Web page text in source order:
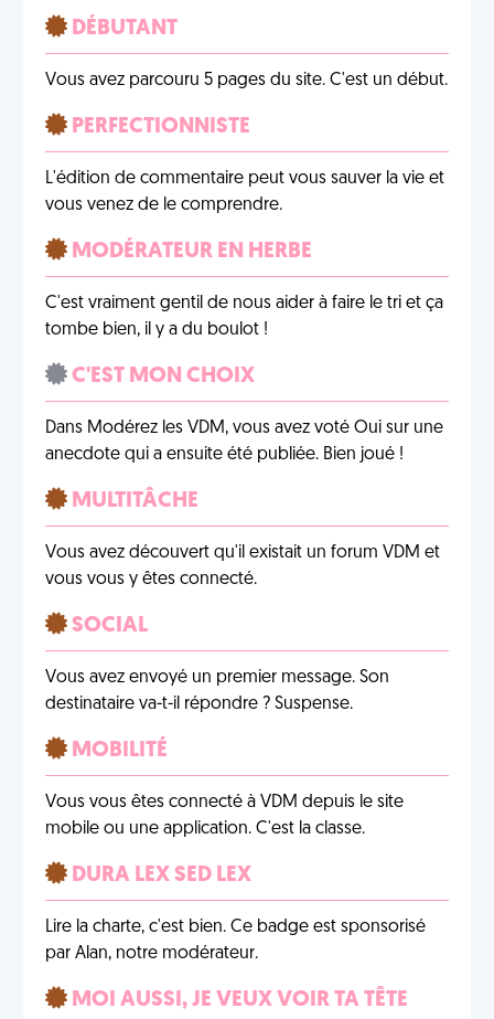
DÉBUTANT
Vous avez parcouru 5 pages du site. C'est un début.
PERFECTIONNISTE
L'édition de commentaire peut vous sauver la vie et
vous venez de le comprendre.
MODÉRATEUR EN HERBE
C'est vraiment gentil de nous aider à faire le tri et ça
tombe bien, il y a du boulot !
C'EST MON CHOIX
Dans Modérez les VDM, vous avez voté Oui sur une
anecdote qui a ensuite été publiée. Bien joué !
MULTITÂCHE
Vous avez découvert qu'il existait un forum VDM et
vous vous y êtes connecté.
SOCIAL
Vous avez envoyé un premier message. Son
destinataire va-t-il répondre ? Suspense.
MOBILITÉ
Vous vous êtes connecté à VDM depuis le site
mobile ou une application. C'est la classe.
DURA LEX SED LEX
Lire la charte, c'est bien. Ce badge est sponsorisé
par Alan, notre modérateur.
MOI AUSSI, JE VEUX VOIR TA TÊTE